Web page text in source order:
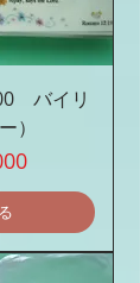
バイリ
）
価格